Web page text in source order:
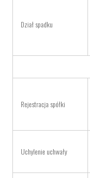
Dział spadku
Rejestracja spółki
Uchylenie uchwały